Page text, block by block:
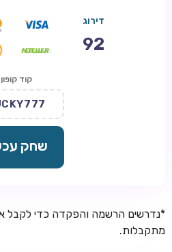
דירוג
92
קוד קופון
שחק
*נדרשים הרשמה והפקדה כדי לקבל
מתקבלות.